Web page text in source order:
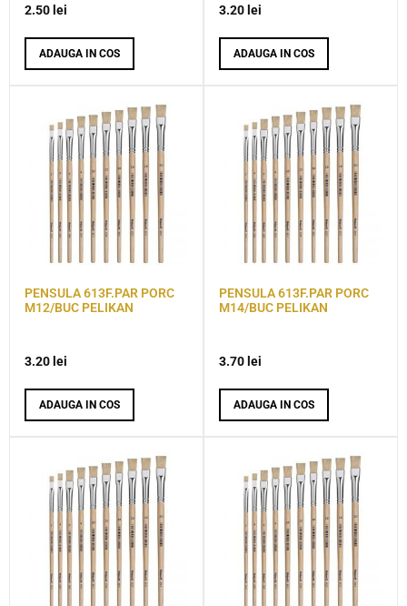
2.50 lei
ADAUGA IN COS
3.20 lei
ADAUGA IN COS
PENSULA 613F.PAR PORC
M12/BUC PELIKAN
3.20 lei
ADAUGA IN COS
PENSULA 613F.PAR PORC
M14/BUC PELIKAN
3.70 lei
ADAUGA IN COS